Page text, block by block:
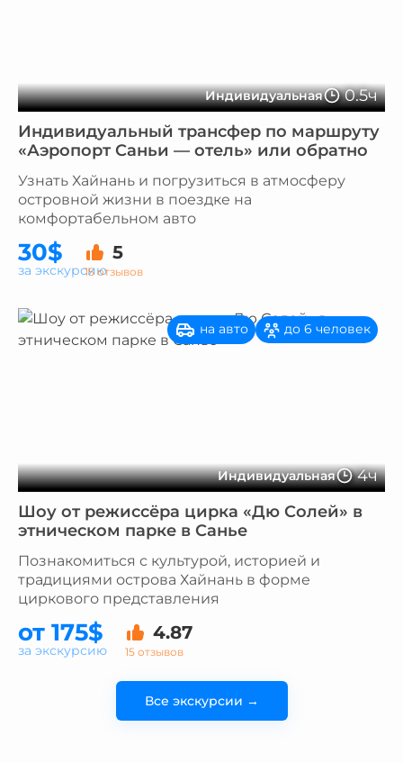
Индивидуальная 0.5ч
Индивидуальный трансфер по маршруту
«Аэропорт Саньи — отель» или обратно
Узнать Хайнань и погрузиться в атмосферу
островной жизни в поездке на
комфортабельном авто
30$ 5
15 отзывов
за экскурсию
Индивидуальная 4ч
на авто до 6 человек
Шоу от режиссёра цирка «Дю Солей» в
этническом парке в Санье
Познакомиться с культурой, историей и
традициями острова Хайнань в форме
циркового представления
от 175$ 4.87
15 отзывов
за экскурсию
Все экскурсии →